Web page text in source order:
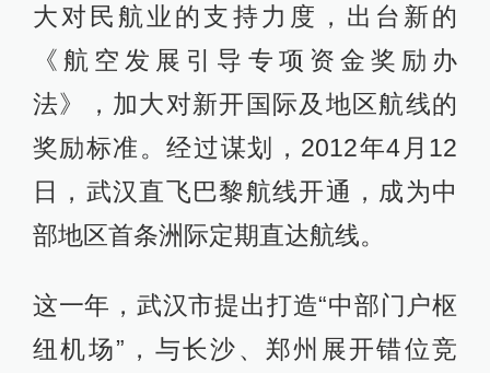
大对民航业的支持力度，出台新的
《航空发展引导专项资金奖励办
法》，加大对新开国际及地区航线的
奖励标准。经过谋划，2012年4月12
日，武汉直飞巴黎航线开通，成为中
部地区首条洲际定期直达航线。
这一年，武汉市提出打造“中部门户枢
纽机场”，与长沙、郑州展开错位竞